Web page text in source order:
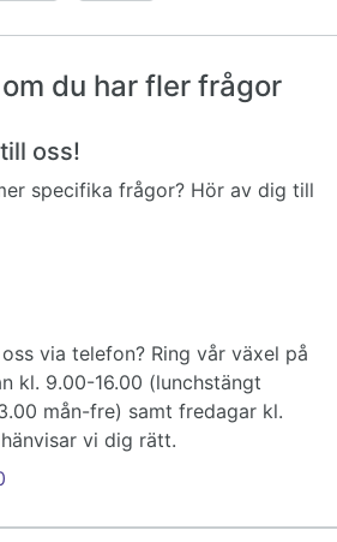
du har fler frågor
oss!
specifika frågor? Hör av dig till
via telefon? Ring vår växel på
kl. 9.00-16.00 (lunchstängt
mån-fre) samt fredagar kl.
vi dig rätt.